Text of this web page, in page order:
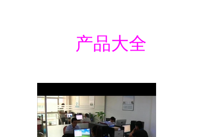
产品大全